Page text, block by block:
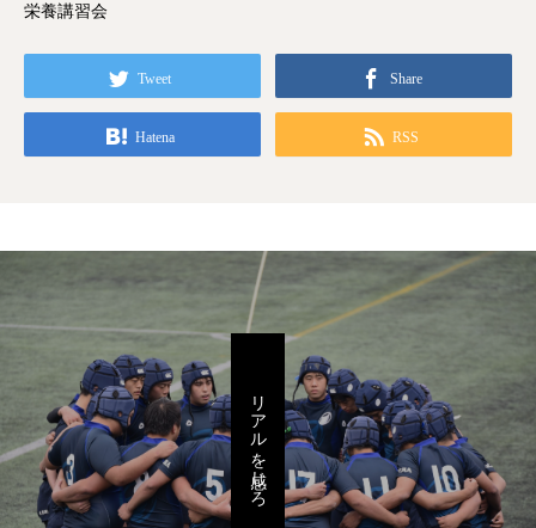
栄養講習会
Tweet Share
Hatena RSS
リアルを感じろ